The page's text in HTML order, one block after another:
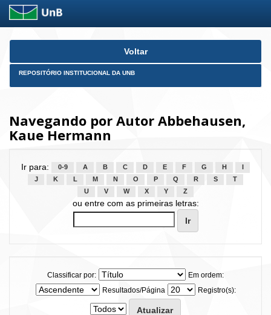
Skip
Voltar
REPOSITÓRIO INSTITUCIONAL DA UNB
Navegando por Autor Abbehausen,
Kaue Hermann
Ir para: 0-9 A B C D E F G H
J
K L M N O P Q R S
T
U
V W X Y Z
ou entre com as primeiras letras:
Classificar por:
Em ordem:
Resultados/Página
Registro(s):